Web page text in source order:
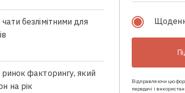
безлімітними для
факторингу, який
на рік
Відправляючи цю
передачі і